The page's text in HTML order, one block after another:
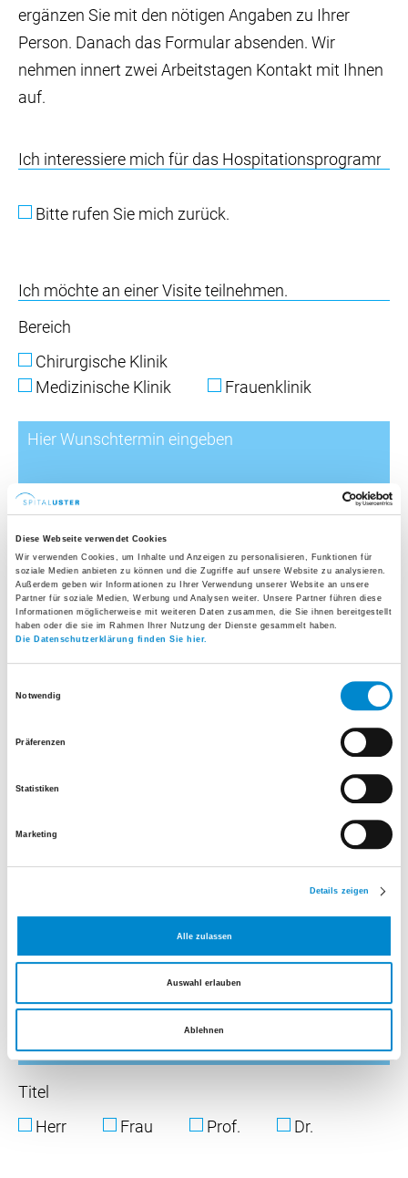
Diese Webseite verwendet Cookies
Wir verwenden Cookies, um Inhalte und Anzeigen zu personalisieren, Funktionen für
soziale Medien anbieten zu können und die Zugriffe auf unsere Website zu analysieren.
Außerdem geben wir Informationen zu Ihrer Verwendung unserer Website an unsere
Partner für soziale Medien, Werbung und Analysen weiter. Unsere Partner führen diese
Informationen möglicherweise mit weiteren Daten zusammen, die Sie ihnen bereitgestellt
haben oder die sie im Rahmen Ihrer Nutzung der Dienste gesammelt haben.
Die Datenschutzerklärung finden Sie hier.
Notwendig
Präferenzen
Statistiken
Marketing
Details zeigen
Alle zulassen
Auswahl erlauben
Ablehnen
ergänzen Sie mit den nötigen Angaben zu Ihrer
Person. Danach das Formular absenden. Wir
nehmen innert zwei Arbeitstagen Kontakt mit Ihnen
auf.
Bitte rufen Sie mich zurück.
Bereich
Chirurgische Klinik
Medizinische Klinik
Frauenklinik
Auswahl
beliebige Operation
bei folgender Operation
Titel
Herr
Frau Prof. Dr.